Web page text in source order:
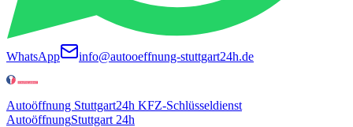
WhatsApp info@autooeffnung-stuttgart24h.de
Autoöffnung Stuttgart24h KFZ-Schlüsseldienst
AutoöffnungStuttgart 24h